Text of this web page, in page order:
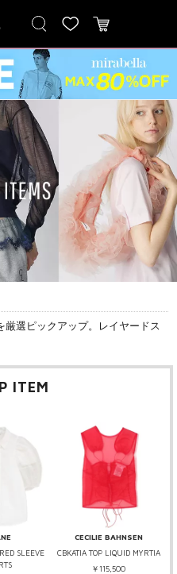
厳選ピックアップ。レイヤードス
ITEM
SLEEVE
CECILIE BAHNSEN
CBKATIA TOP LIQUID MYRTIA
￥115,500